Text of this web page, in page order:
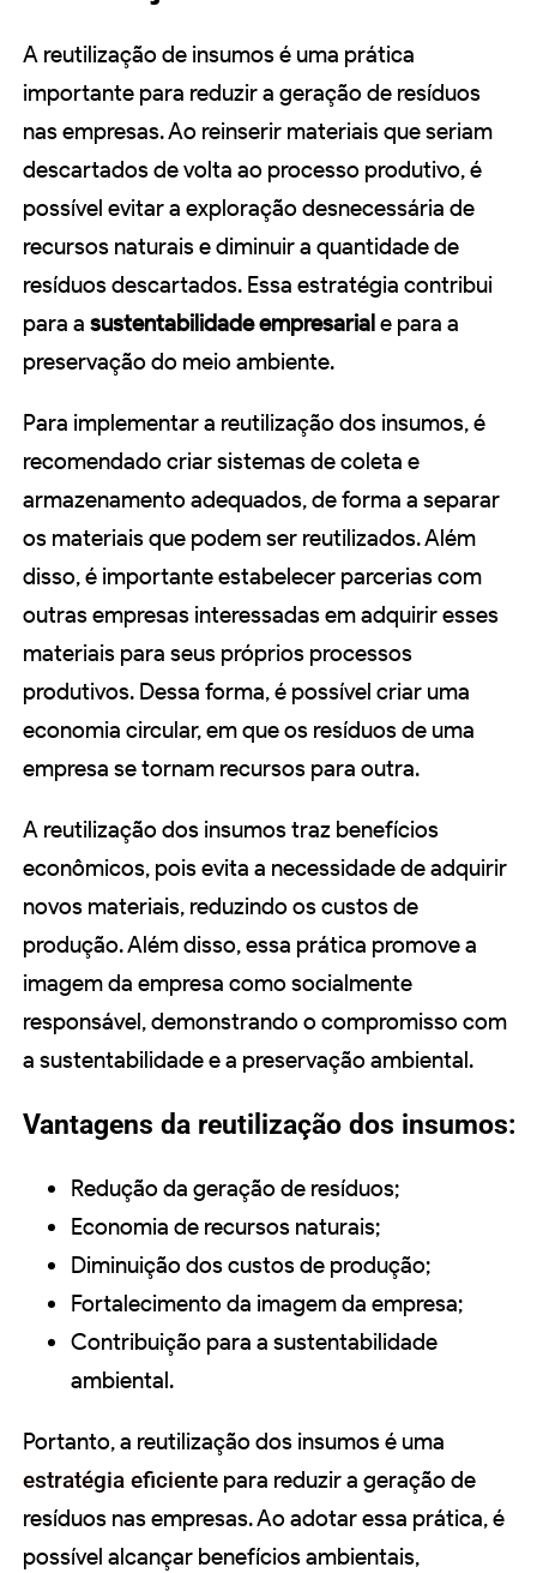
A reutilização de insumos é uma prática
importante para reduzir a geração de resíduos
nas empresas. Ao reinserir materiais que seriam
descartados de volta ao processo produtivo, é
possível evitar a exploração desnecessária de
recursos naturais e diminuir a quantidade de
resíduos descartados. Essa estratégia contribui
para a sustentabilidade empresariale para a
preservação do meio ambiente.
Para implementar a reutilização dos insumos, é
recomendado criar sistemas de coleta e
armazenamento adequados, de forma a separar
os materiais que podem ser reutilizados. Além
disso, é importante estabelecer parcerias com
outras empresas interessadas em adquirir esses
materiais para seus próprios processos
produtivos. Dessa forma, é possível criar uma
economia circular, em que os resíduos de uma
empresa se tornam recursos para outra.
A reutilização dos insumos traz benefícios
econômicos, pois evita a necessidade de adquirir
novos materiais, reduzindo os custos de
produção. Além disso, essa prática promove a
imagem da empresa como socialmente
responsável, demonstrando o compromisso com
a sustentabilidade e a preservação ambiental.
Vantagens da reutilização dos insumos:
Redução da geração de resíduos;
Economia de recursos naturais;
Diminuição dos custos de produção;
Fortalecimento da imagem da empresa;
Contribuição para a sustentabilidade
ambiental.
Portanto, a reutilização dos insumos é uma
estratégia eficiente para reduzir a geração de
resíduos nas empresas. Ao adotar essa prática, é
possível alcançar benefícios ambientais,